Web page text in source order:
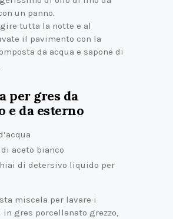
un panno.
tutta la notte e al
il pavimento con la
da acqua e sapone di
per gres da
e da esterno
di aceto bianco
di detersivo liquido per
miscela per lavare i
gres porcellanato grezzo,